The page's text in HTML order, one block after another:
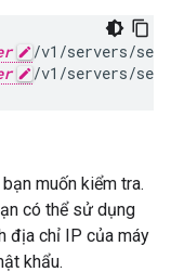
/v1/servers/
muốn kiểm tra.
có thể sử dụng
địa chỉ IP của máy
khẩu.